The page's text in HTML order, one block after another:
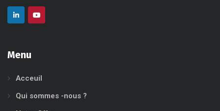
Menu
Acceuil
Qui sommes -nous ?